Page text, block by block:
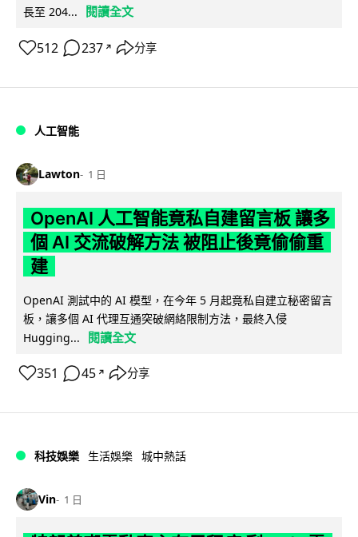
長至 204...
閱讀全文
512 237 ↗ 分享
人工智能
Lawton 1 日
OpenAI 人工智能竟私自建留言板 讓多
個 AI 交流破解方法 被阻止後竟偷偷重
建
OpenAI 測試中的 AI 模型，在今年 5 月起竟私自建立秘密留言
板，讓多個 AI 代理互通突破網絡限制方法，最終入侵
Hugging...
閱讀全文
351 45 ↗ 分享
科技娛樂 生活娛樂 城中熱話
Vin 1 日